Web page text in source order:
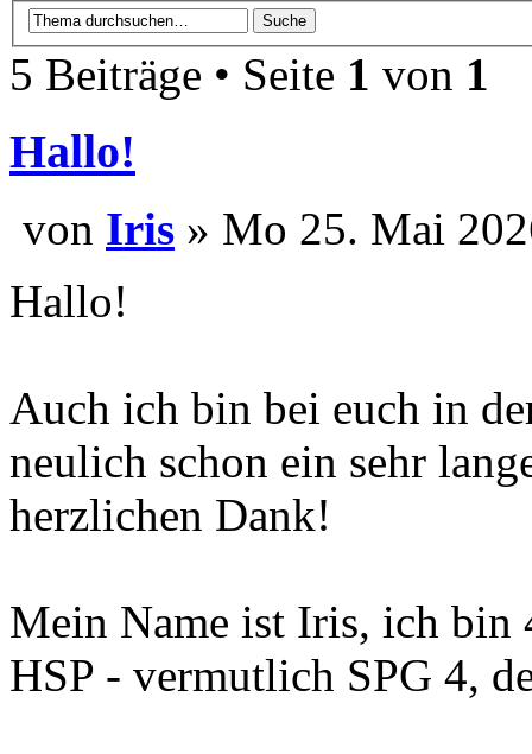
5 Beiträge • Seite 1 von 1
Hallo!
von Iris » Mo 25. Mai
Hallo!
Auch ich bin bei euch in
neulich schon ein sehr
herzlichen Dank!
Mein Name ist Iris, ich bin
HSP - vermutlich SPG 4,